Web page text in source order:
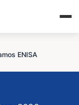
ENISA